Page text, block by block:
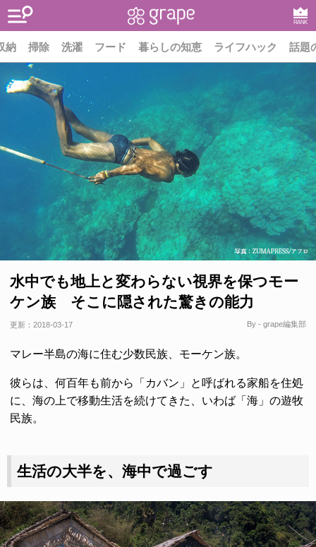
RANK
納 掃除 洗濯 フード 暮らしの知恵 ライフハック 話題
水中でも地上と変わらない視界を保つモー
ケン族 そこに隠された驚きの能力
更新： 2018-03-17 By - grape編集部
マレー半島の海に住む少数民族、モーケン族。
彼らは、何百年も前から「カバン」と呼ばれる家船を住処
に、海の上で移動生活を続けてきた、いわば「海」の遊牧
民族。
生活の大半を、海中で過ごす